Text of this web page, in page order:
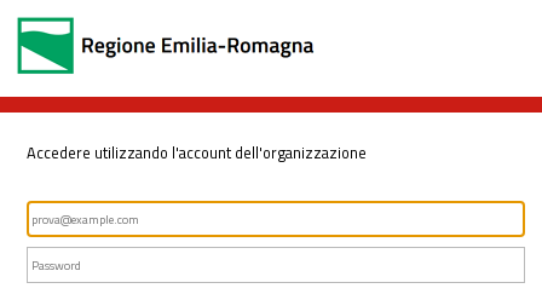
Accedere utilizzando l'account dell'organizzazione